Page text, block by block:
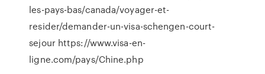
les-pays-bas/canada/voyager-et-
resider/demander-un-visa-schengen-court-
sejour https://www.visa-en-
ligne.com/pays/Chine.php